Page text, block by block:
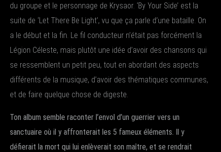
du groupe et le personnage de Krysaor. ‘By Your Side’ est la
suite de ‘Let There Be Light’, vu que ça parle d’une bataille. On
a le début et la fin. Le fil conducteur n’était pas forcément la
Légion Céleste, mais plutôt une idée d’avoir des chansons qui
se ressemblent un petit peu, tout en abordant des aspects
différents de la musique, d’avoir des thématiques communes,
et de faire quelque chose de digeste.
Ton album semble raconter l’envol d’un guerrier vers un
sanctuaire où il y affronterait les 5 fameux éléments. Il y
défierait la mort qui lui enlèverait son maître, et se rendrait